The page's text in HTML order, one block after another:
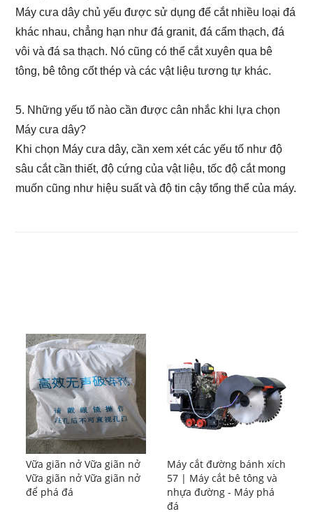
Máy cưa dây chủ yếu được sử dụng để cắt nhiều loại đá
khác nhau, chẳng hạn như đá granit, đá cẩm thạch, đá
vôi và đá sa thạch. Nó cũng có thể cắt xuyên qua bê
tông, bê tông cốt thép và các vật liệu tương tự khác.
5. Những yếu tố nào cần được cân nhắc khi lựa chọn
Máy cưa dây?
Khi chọn Máy cưa dây, cần xem xét các yếu tố như độ
sâu cắt cần thiết, độ cứng của vật liệu, tốc độ cắt mong
muốn cũng như hiệu suất và độ tin cậy tổng thể của máy.
Vữa giãn nở Vữa giãn nở
Vữa giãn nở Vữa giãn nở
để phá đá
Máy cắt đường bánh xích
57 | Máy cắt bê tông và
nhựa đường - Máy phá
đá